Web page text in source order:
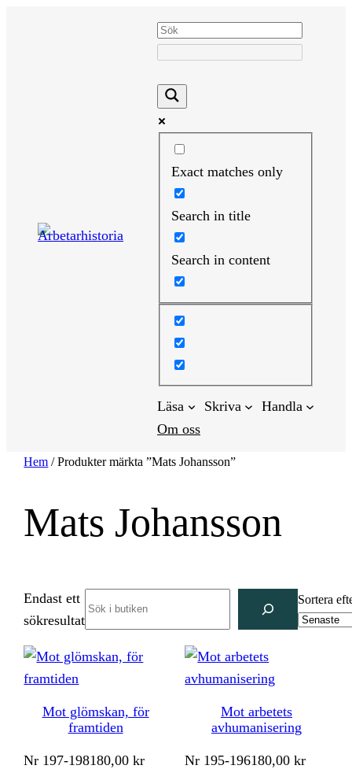
Exact matches only
Search in title
Search in content
Läsa Skriva
Handla
Om oss
Hem / Produkter märkta ”Mats Johansson”
Mats Johansson
Endast ett
sökresultat
Sortera
Mot glömskan, för
framtiden
Nr 197-198180,00kr
Mot arbetets
avhumanisering
Nr 195-196180,00kr